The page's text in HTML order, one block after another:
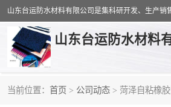
山东台运防水材料
当前位置： 首页 > 公司动态 > 菏泽自粘橡